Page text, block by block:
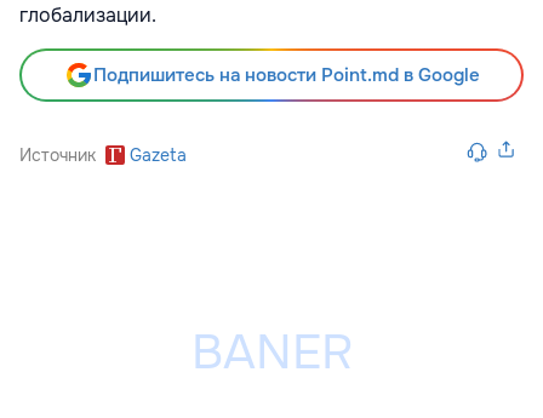
глобализации.
Подпишитесь на новости Point.md в Google
Источник Gazeta